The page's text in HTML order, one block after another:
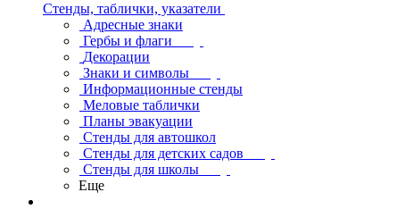
Стенды, таблички, указатели
Адресные знаки
Гербы и флаги
Декорации
Знаки и символы
Информационные стенды
Меловые таблички
Планы эвакуации
Стенды для автошкол
Стенды для детских садов
Стенды для школы
Еще